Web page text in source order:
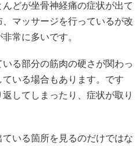
どが坐骨神経痛の症状が出て
マッサージを行っているが改
常に多いです。
る部分の筋肉の硬さが関わっ
いる場合もあります。です
してしまったり、症状が取り
いる箇所を見るのだけではな